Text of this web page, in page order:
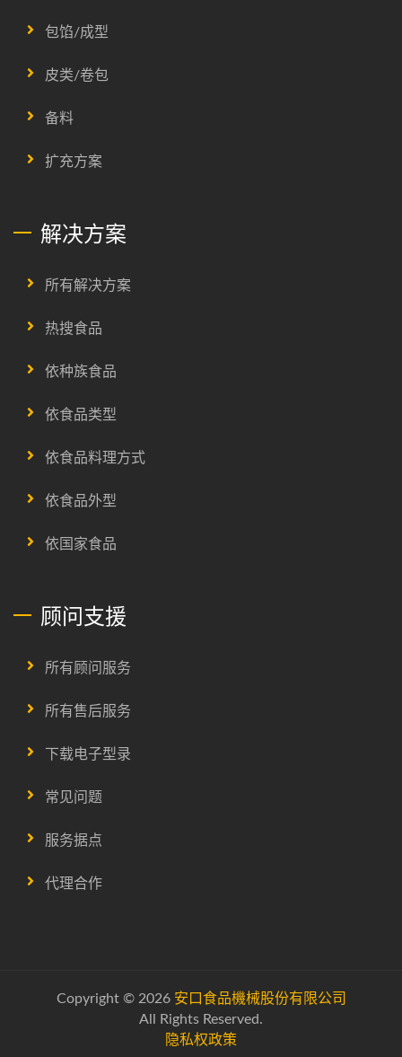
包馅/成型
皮类/卷包
备料
扩充方案
解决方案
所有解决方案
热搜食品
依种族食品
依食品类型
依食品料理方式
依食品外型
依国家食品
顾问支援
所有顾问服务
所有售后服务
下载电子型录
常见问题
服务据点
代理合作
Copyright © 2026 安口食品機械股份有限公司
All Rights Reserved.
隐私权政策